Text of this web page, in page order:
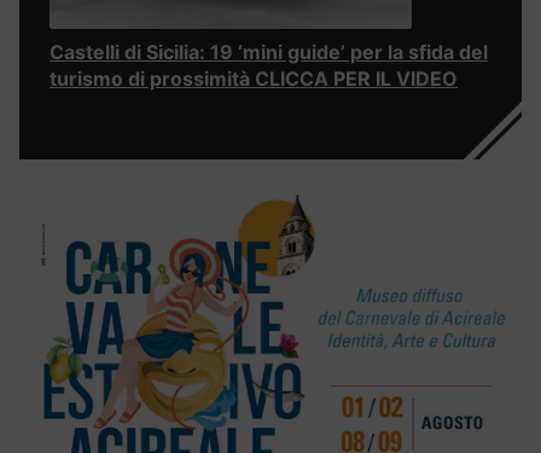
Castelli di Sicilia: 19 ‘mini guide’ per la sfida del
turismo di prossimità CLICCA PER IL VIDEO